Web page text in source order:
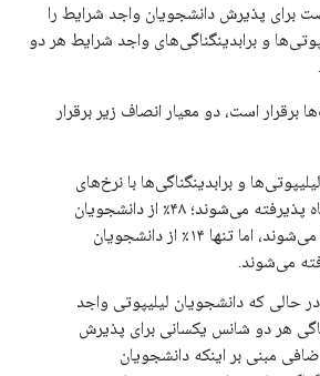
برای پذیرش دانشجویان واجد شرایط را
و برابدینگناگی‌های واجد شرایط هر دو
برقرار است، دو معیار انصاف زیر برقرار
و برابدینگناگی‌ها با نرخ‌های
متفاوتی در دانشگاه پذیرفته می‌شوند؛ ۴۸٪ از دانشجویان
لیلیپوتی پذیرفته می‌شوند، اما تنها ۱۴٪ از دانشجویان
می‌شوند.
حالی که دانشجویان لیلیپوتی واجد
هر دو شانس یکسانی برای پذیرش
مبنی بر اینکه دانشجویان